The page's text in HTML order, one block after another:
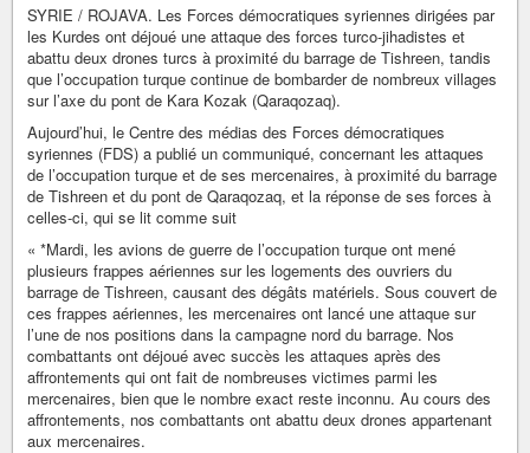
SYRIE / ROJAVA. Les Forces démocratiques syriennes dirigées par
les Kurdes ont déjoué une attaque des forces turco-jihadistes et
abattu deux drones turcs à proximité du barrage de Tishreen, tandis
que l’occupation turque continue de bombarder de nombreux villages
sur l’axe du pont de Kara Kozak (Qaraqozaq).
Aujourd’hui, le Centre des médias des Forces démocratiques
syriennes (FDS) a publié un communiqué, concernant les attaques
de l’occupation turque et de ses mercenaires, à proximité du barrage
de Tishreen et du pont de Qaraqozaq, et la réponse de ses forces à
celles-ci, qui se lit comme suit
« *Mardi, les avions de guerre de l’occupation turque ont mené
plusieurs frappes aériennes sur les logements des ouvriers du
barrage de Tishreen, causant des dégâts matériels. Sous couvert de
ces frappes aériennes, les mercenaires ont lancé une attaque sur
l’une de nos positions dans la campagne nord du barrage. Nos
combattants ont déjoué avec succès les attaques après des
affrontements qui ont fait de nombreuses victimes parmi les
mercenaires, bien que le nombre exact reste inconnu. Au cours des
affrontements, nos combattants ont abattu deux drones appartenant
aux mercenaires.